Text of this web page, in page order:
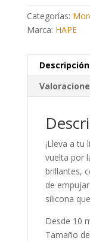
Categorías:
Marca: HAPE
Descripción
¡Lleva a tu
vuelta por
brillantes,
de
silicona
Desde 10
Tamaño